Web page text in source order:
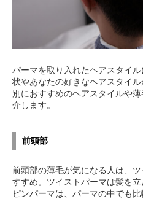
パーマを取り入れたヘアスタイ
状やあなたの好きなヘアスタイ
別におすすめのヘアスタイルや
介します。
前頭部
前頭部の薄毛が気になる人は、
すすめ。ツイストパーマは髪を立
ピンパーマは、パーマの中でも